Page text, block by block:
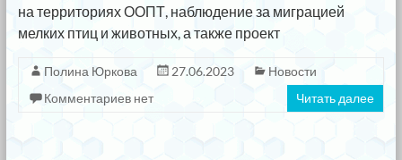
на территориях ООПТ, наблюдение за миграцией
мелких птиц и животных, а также проект
Полина Юркова 27.06.2023
Новости
Комментариев нет
Читать далее